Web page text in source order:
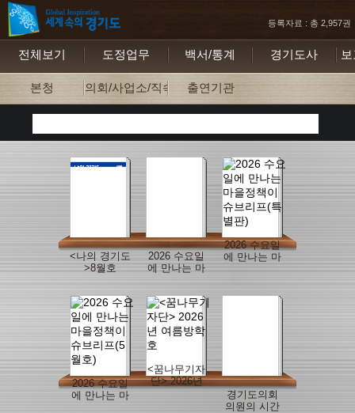
등록자료 : 총 2,957권
전체보기 도정업무 백서/통계 경기도사
본청 의회/사업소/직속기관출연기관
<나의 경기도
>8월호
2026 수요일
에 만나는 마
호)
2026 수요일
에 만나는 마
을정책이슈
2026 수요일
에 만나는 마
<꿈나무기자
단> 2026년
경기도의회
의원의 시간